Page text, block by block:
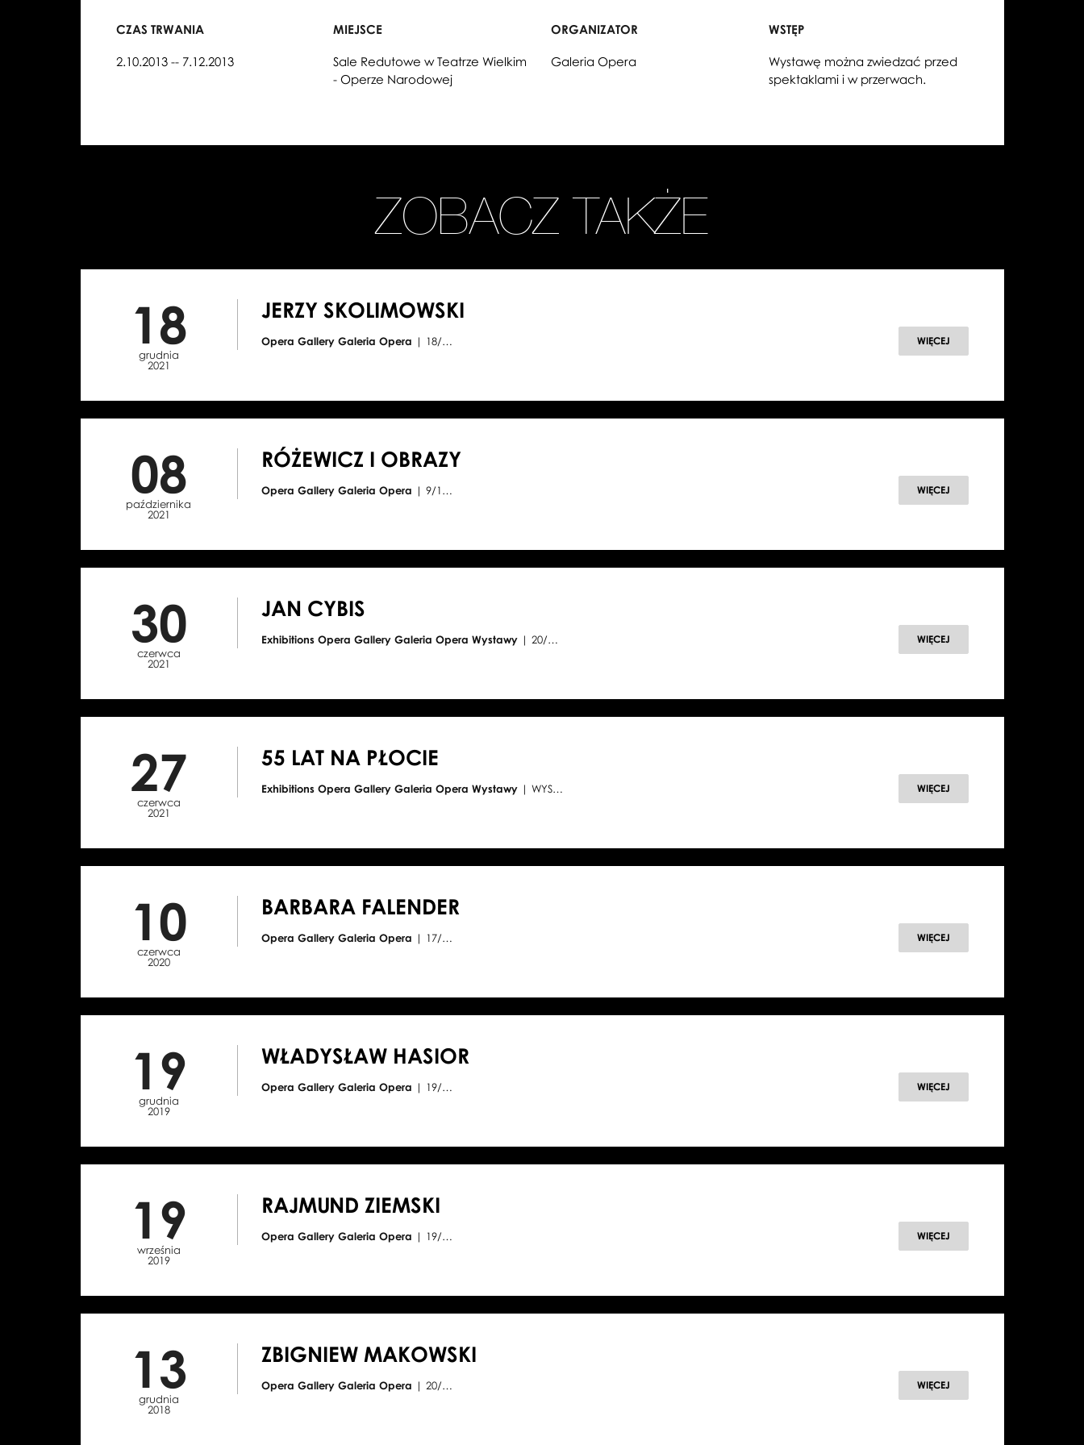
CZAS TRWANIA
2.10.2013 -- 7.12.2013
MIEJSCE
Sale Redutowe w Teatrze Wielkim
- Operze Narodowej
ORGANIZATOR
Galeria Opera
WSTĘP
Wystawę można zwiedzać przed
spektaklami i w przerwach.
ZOBACZ TAKŻE
18
grudnia
2021
JERZY SKOLIMOWSKI
Opera Gallery Galeria Opera | 18/… WIĘCEJ
08
października
2021
RÓŻEWICZ I OBRAZY
Opera Gallery Galeria Opera | 9/1… WIĘCEJ
30
czerwca
2021
JAN CYBIS
Exhibitions Opera Gallery Galeria Opera Wystawy | 20/… WIĘCEJ
27
czerwca
2021
55 LAT NA PŁOCIE
Exhibitions Opera Gallery Galeria Opera Wystawy | WYS… WIĘCEJ
10
czerwca
2020
BARBARA FALENDER
Opera Gallery Galeria Opera | 17/… WIĘCEJ
19
grudnia
2019
WŁADYSŁAW HASIOR
Opera Gallery Galeria Opera | 19/… WIĘCEJ
19
września
2019
RAJMUND ZIEMSKI
Opera Gallery Galeria Opera | 19/… WIĘCEJ
13
grudnia
2018
ZBIGNIEW MAKOWSKI
Opera Gallery Galeria Opera | 20/… WIĘCEJ